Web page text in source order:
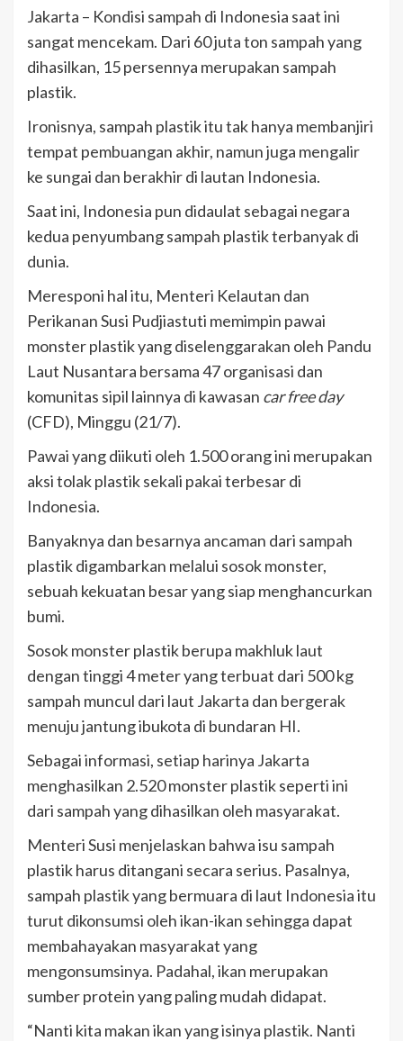
Jakarta – Kondisi sampah di Indonesia saat ini
sangat mencekam. Dari 60 juta ton sampah yang
dihasilkan, 15 persennya merupakan sampah
plastik.
Ironisnya, sampah plastik itu tak hanya membanjiri
tempat pembuangan akhir, namun juga mengalir
ke sungai dan berakhir di lautan Indonesia.
Saat ini, Indonesia pun didaulat sebagai negara
kedua penyumbang sampah plastik terbanyak di
dunia.
Meresponi hal itu, Menteri Kelautan dan
Perikanan Susi Pudjiastuti memimpin pawai
monster plastik yang diselenggarakan oleh Pandu
Laut Nusantara bersama 47 organisasi dan
komunitas sipil lainnya di kawasan car free day
(CFD), Minggu (21/7).
Pawai yang diikuti oleh 1.500 orang ini merupakan
aksi tolak plastik sekali pakai terbesar di
Indonesia.
Banyaknya dan besarnya ancaman dari sampah
plastik digambarkan melalui sosok monster,
sebuah kekuatan besar yang siap menghancurkan
bumi.
Sosok monster plastik berupa makhluk laut
dengan tinggi 4 meter yang terbuat dari 500 kg
sampah muncul dari laut Jakarta dan bergerak
menuju jantung ibukota di bundaran HI.
Sebagai informasi, setiap harinya Jakarta
menghasilkan 2.520 monster plastik seperti ini
dari sampah yang dihasilkan oleh masyarakat.
Menteri Susi menjelaskan bahwa isu sampah
plastik harus ditangani secara serius. Pasalnya,
sampah plastik yang bermuara di laut Indonesia itu
turut dikonsumsi oleh ikan-ikan sehingga dapat
membahayakan masyarakat yang
mengonsumsinya. Padahal, ikan merupakan
sumber protein yang paling mudah didapat.
“Nanti kita makan ikan yang isinya plastik. Nanti